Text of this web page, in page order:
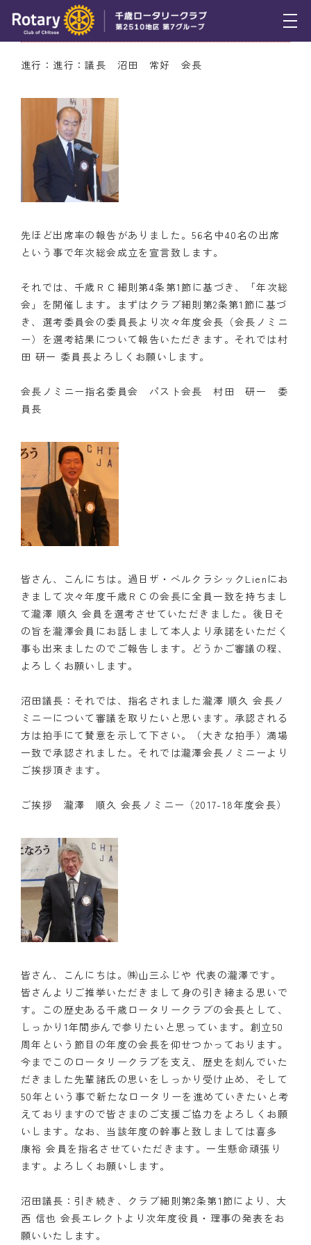
トピックス
活動報告
理事会報告
スケジュール
木曜会
クラブのあゆみ
クラブの歴史
例会場・事務局の案内
リンク集
情報公開
12月24日（木） 年次総会議事
進行：進行：議長 沼田 常好 会長
先ほど出席率の報告がありました。56名中40名の出席
という事で年次総会成立を宣言致します。
それでは、千歳ＲＣ細則第4条第1節に基づき、「年次総
会」を開催します。まずはクラブ細則第2条第1節に基づ
き、選考委員会の委員長より次々年度会長（会長ノミニ
ー）を選考結果について報告いただきます。それでは村
田 研一 委員長よろしくお願いします。
会長ノミニー指名委員会 パスト会長 村田 研一 委
員長
皆さん、こんにちは。過日ザ・ベルクラシックLienにお
きまして次々年度千歳ＲＣの会長に全員一致を持ちまし
て瀧澤 順久 会員を選考させていただきました。後日そ
の旨を瀧澤会員にお話しまして本人より承諾をいただく
事も出来ましたのでご報告します。どうかご審議の程、
よろしくお願いします。
沼田議長：それでは、指名されました瀧澤 順久 会長ノ
ミニーについて審議を取りたいと思います。承認される
方は拍手にて賛意を示して下さい。（大きな拍手）満場
一致で承認されました。それでは瀧澤会長ノミニーより
ご挨拶頂きます。
ご挨拶 瀧澤 順久 会長ノミニー（2017-18年度会長）
皆さん、こんにちは。㈱山三ふじや 代表の瀧澤です。
皆さんよりご推挙いただきまして身の引き締まる思いで
す。この歴史ある千歳ロータリークラブの会長として、
しっかり1年間歩んで参りたいと思っています。創立50
周年という節目の年度の会長を仰せつかっております。
今までこのロータリークラブを支え、歴史を刻んでいた
だきました先輩諸氏の思いをしっかり受け止め、そして
50年という事で新たなロータリーを進めていきたいと考
えておりますので皆さまのご支援ご協力をよろしくお願
いします。なお、当該年度の幹事と致しましては喜多
康裕 会員を指名させていただきます。一生懸命頑張り
ます。よろしくお願いします。
沼田議長：引き続き、クラブ細則第2条第1節により、大
西 信也 会長エレクトより次年度役員・理事の発表をお
願いいたします。